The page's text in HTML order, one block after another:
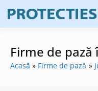
content
Firme de
Acasă Firme de pază